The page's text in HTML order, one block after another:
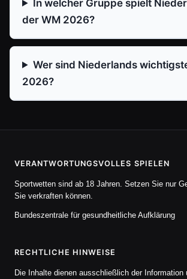
In welcher Gruppe spielt
der WM 2026?
Wer sind Niederlands
2026?
VERANTWORTUNGSVOLLES SPIELEN
Sportwetten sind ab 18 Jahren. Setzen Sie nur
Sie verkraften können.
Bundeszentrale für gesundheitliche Aufklärung
RECHTLICHE HINWEISE
Die Inhalte dienen ausschließlich der Information